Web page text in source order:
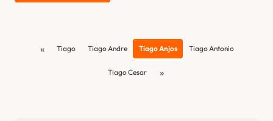
« Tiago Tiago Andre Tiago Anjos Tiago Antonio
Tiago Cesar »